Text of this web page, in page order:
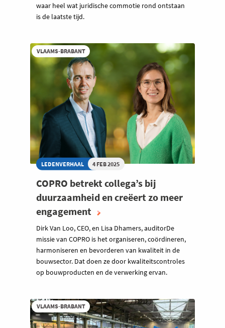
waar heel wat juridische commotie rond ontstaan
is de laatste tijd.
VLAAMS-BRABANT
LEDENVERHAAL 4 FEB 2025
COPRO betrekt collega’s bij
duurzaamheid en creëert zo meer
engagement
Dirk Van Loo, CEO, en Lisa Dhamers, auditorDe
missie van COPRO is het organiseren, coördineren,
harmoniseren en bevorderen van kwaliteit in de
bouwsector. Dat doen ze door kwaliteitscontroles
op bouwproducten en de verwerking ervan.
VLAAMS-BRABANT